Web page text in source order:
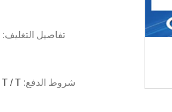
تفاصيل التغليف:
شروط الدفع: T / T ، ويسترن يونيون ، المال غرام ، بابا ضمان التجارة ، Paypal الخ ،